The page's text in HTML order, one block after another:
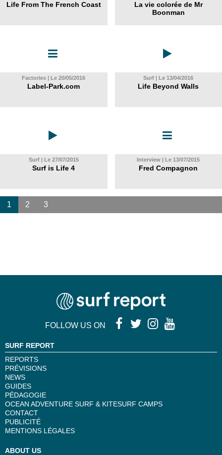
Life From The French Coast
La vie colorée de Mr
Boonman
Factories | Le 20/05/2016
Label-Park.com
Surf | Le 13/04/2016
Life Beyond Walls
Surf | Le 27/07/2015
Surf is Life 4
Interview | Le 13/07/2015
Fred Compagnon
1 2 3
FOLLOW US ON
SURF REPORT
REPORTS
PRÉVISIONS
NEWS
GUIDES
PÉDAGOGIE
OCEAN ADVENTURE SURF & KITESURF CAMPS
CONTACT
PUBLICITÉ
MENTIONS LÉGALES
ABOUT US